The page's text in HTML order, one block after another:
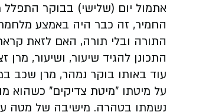
אתמול יום (שלישי) בבוקר
החמיר, זה כבר היה באמצע
התורה ובלי תורה, האם לזאת
התכונן להגיד שיעור, ושיעור, מרן
עוד באותו בוקר נמהר, מרן שכב
על מיטתו "מיטת צדיקים" כשהוא
נשמתו בטהרה. מישיבה של מטה